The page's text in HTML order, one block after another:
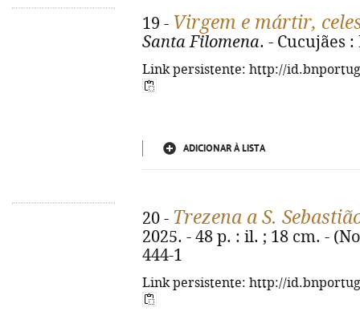
19 - Virgem e mártir,
Santa Filomena. - Cucujães :
Link persistente: http://
ADICIONAR À LISTA
20 - Trezena a S.
2025. - 48 p. : il. ; 18 cm. -
444-1
Link persistente: http://